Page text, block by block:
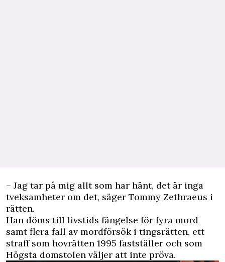
– Jag tar på mig allt som har hänt, det är inga
tveksamheter om det, säger Tommy Zethraeus i
rätten.
Han döms till livstids fängelse för fyra mord
samt flera fall av mordförsök i tingsrätten, ett
straff som hovrätten 1995 fastställer och som
Högsta domstolen väljer att inte pröva.